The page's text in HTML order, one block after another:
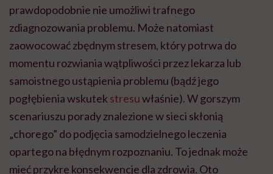
prawdopodobnie nie umożliwi trafnego
zdiagnozowania problemu. Może natomiast
zaowocować zbędnym stresem, który potrwa do
momentu rozwiania wątpliwości przez lekarza lub
samoistnego ustąpienia problemu (bądź jego
pogłębienia wskutek stresuwłaśnie). W gorszym
scenariuszu porady znalezione w sieci skłonią
„chorego” do podjęcia samodzielnego leczenia
opartego na błędnym rozpoznaniu. To jednak może
mieć przykre konsekwencje dla zdrowia. Oto